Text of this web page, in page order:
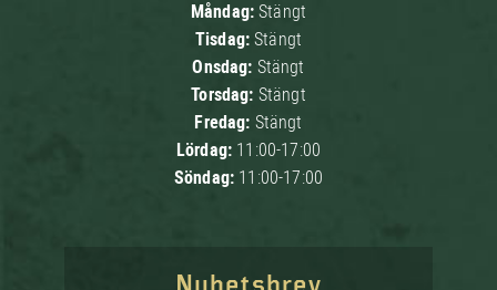
Måndag:Stängt
Tisdag:Stängt
Onsdag: Stängt
Torsdag: Stängt
Fredag: Stängt
Lördag: 11:00-17:00
Söndag: 11:00-17:00